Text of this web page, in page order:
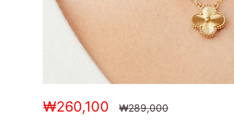
세
₩260,100
정
₩289,000